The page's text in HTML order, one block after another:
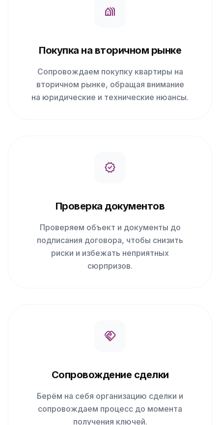
holiday_village
Покупка на вторичном рынке
Сопровождаем покупку квартиры на
вторичном рынке, обращая внимание
на юридические и технические нюансы.
verified
Проверка документов
Проверяем объект и документы до
подписания договора, чтобы снизить
риски и избежать неприятных
сюрпризов.
handshake
Сопровождение сделки
Берём на себя организацию сделки и
сопровождаем процесс до момента
получения ключей.